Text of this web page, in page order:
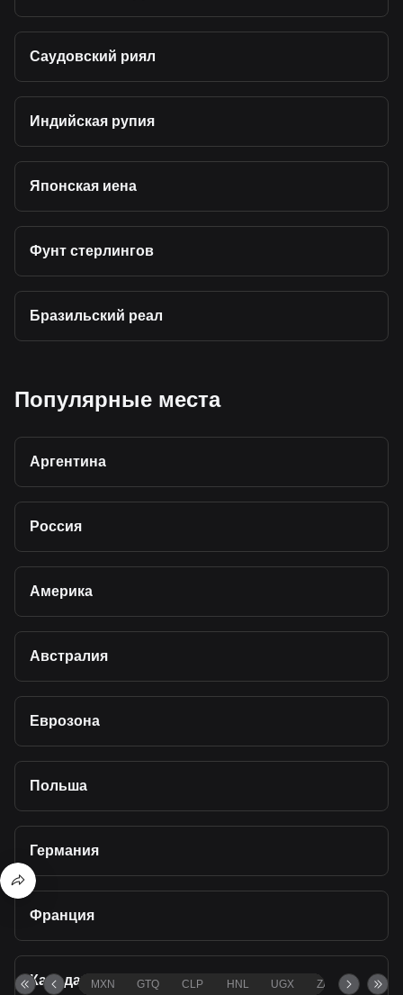
Саудовский риял
Индийская рупия
Японская иена
Фунт стерлингов
Бразильский реал
Популярные места
Аргентина
Россия
Америка
Австралия
Еврозона
Польша
Германия
Франция
Канада MXN GTQ CLP HNL UGX ZAR TND